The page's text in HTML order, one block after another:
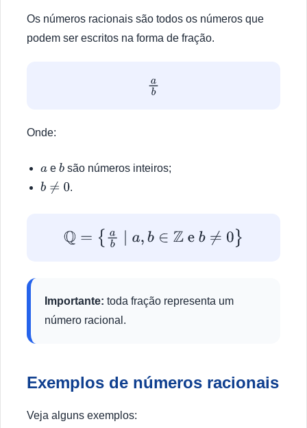
Os números racionais são todos os números que
podem ser escritos na forma de fração.
ab
Onde:
a eb são números inteiros;
b ≠0 .
Q={a b∣ a, b∈Z eb≠0}
Importante: toda fração representa um
número racional.
Exemplos de números racionais
Veja alguns exemplos: